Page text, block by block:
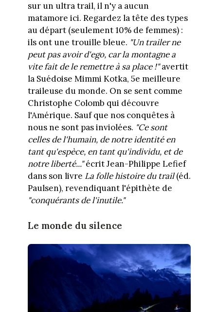
sur un ultra trail, il n'y a aucun
matamore ici. Regardez la tête des types
au départ (seulement 10% de femmes) :
ils ont une trouille bleue. "Un trailer ne
peut pas avoir d'ego, car la montagne a
vite fait de le remettre à sa place !"avertit
la Suédoise Mimmi Kotka, 5e meilleure
traileuse du monde. On se sent comme
Christophe Colomb qui découvre
l'Amérique. Sauf que nos conquêtes à
nous ne sont pas inviolées. "Ce sont
celles de l'humain, de notre identité en
tant qu'espèce, en tant qu'individu, et de
notre liberté..."écrit Jean-Philippe Lefief
dans son livre La folle histoire du trail(éd.
Paulsen), revendiquant l'épithète de
"conquérants de l'inutile."
Le monde du silence